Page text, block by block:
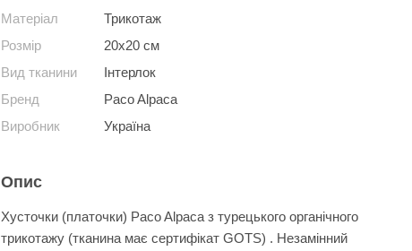
Матеріал
Трикотаж
Розмір
20х20 см
Вид тканини
Інтерлок
Бренд
Paco Alpaca
Виробник
Україна
Опис
Хусточки (платочки) Paco Alpaca з турецького органічного
трикотажу (тканина має сертифікат GOTS) . Незамінний